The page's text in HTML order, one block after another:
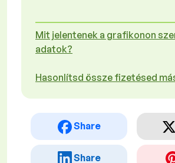
Mit jelentenek a grafikonon
adatok?
Hasonlítsd össze fizetésed
Share
Share